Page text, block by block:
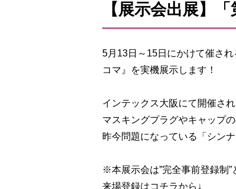
【展示会出展】
5月13日～15日にかけて催さ
コマ』を実機展示します！
インテックス大阪にて開催され
マスキングプラグやキャップ
昨今問題になっている「シン
※本展示会は”完全事前登録制”
来場登録はコチラから↓